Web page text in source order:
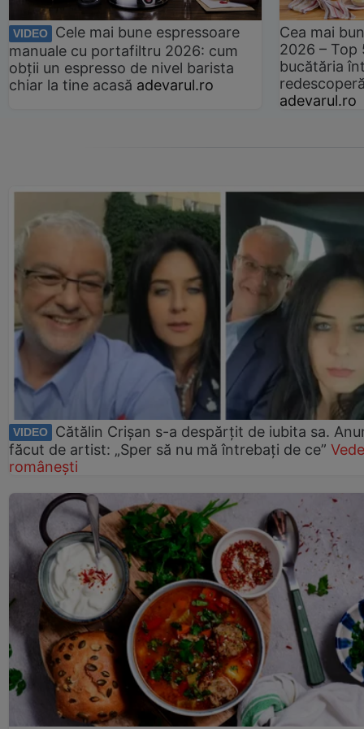
VIDEO
Cele mai bune espressoare
manuale cu portafiltru 2026: cum
obții un espresso de nivel barista
chiar la tine acasă adevarul.ro
Cea mai
2026 –
bucătăria
adevarul.ro
VIDEO
Cătălin Crișan s-a despărțit de iubita sa.
făcut de artist: „Sper să nu mă întrebați de ce”
românești